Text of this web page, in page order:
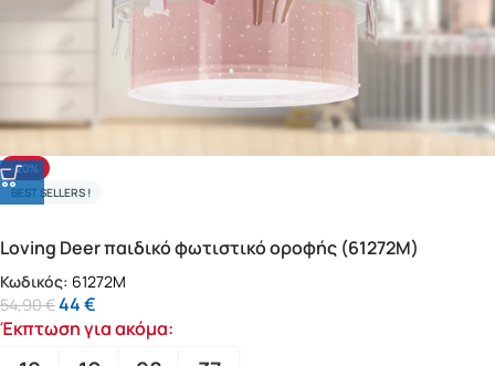
-20%
BEST SELLERS !
Loving Deer παιδικό φωτιστικό οροφής (61272M)
Κωδικός: 61272M
54,90€44€
Έκπτωση για ακόμα: